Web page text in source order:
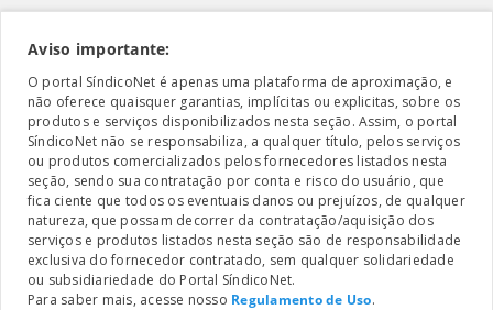
Aviso importante:
O portal SíndicoNet é apenas uma plataforma de aproximação, e
não oferece quaisquer garantias, implícitas ou explicitas, sobre os
produtos e serviços disponibilizados nesta seção. Assim, o portal
SíndicoNet não se responsabiliza, a qualquer título, pelos serviços
ou produtos comercializados pelos fornecedores listados nesta
seção, sendo sua contratação por conta e risco do usuário, que
fica ciente que todos os eventuais danos ou prejuízos, de qualquer
natureza, que possam decorrer da contratação/aquisição dos
serviços e produtos listados nesta seção são de responsabilidade
exclusiva do fornecedor contratado, sem qualquer solidariedade
ou subsidiariedade do Portal SíndicoNet.
Para saber mais, acesse nosso Regulamento de Uso.